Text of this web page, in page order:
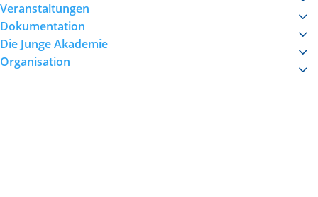
Veranstaltungen
Dokumentation
Die Junge Akademie
Organisation